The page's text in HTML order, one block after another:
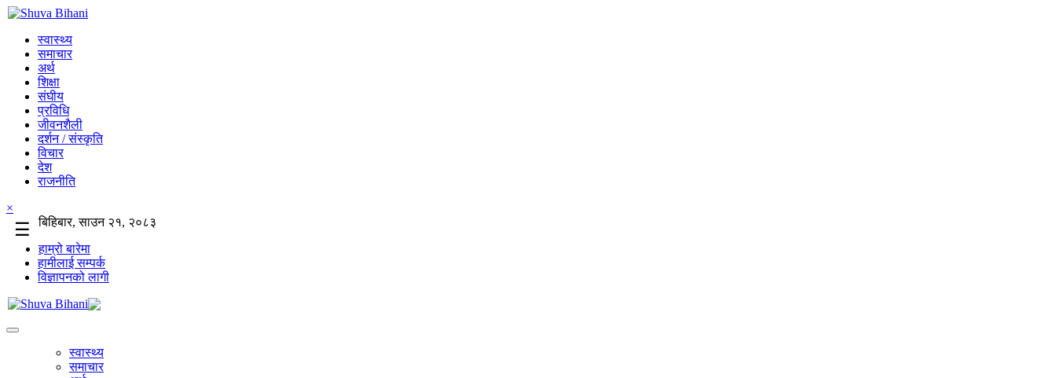
स्वास्थ्य
समाचार
अर्थ
शिक्षा
संघीय
प्रविधि
जीवनशैली
दर्शन / संस्कृति
विचार
देश
राजनीति
×
☰
बिहिबार, साउन २१, २०८३
हाम्रो बारेमा
हामीलाई सम्पर्क
विज्ञापनको लागी
स्वास्थ्य
समाचार